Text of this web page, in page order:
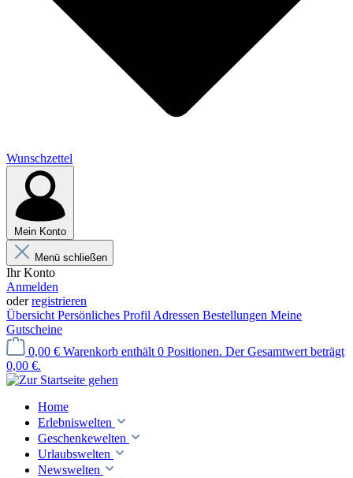
Wunschzettel
Mein Konto
Menü schließen
Ihr Konto
Anmelden
oderregistrieren
Übersicht Persönliches Profil Adressen Bestellungen Meine
Gutscheine
0,00 € Warenkorb enthält 0 Positionen. Der Gesamtwert beträgt
0,00 €.
Home
Erlebniswelten
Geschenkewelten
Urlaubswelten
Newswelten